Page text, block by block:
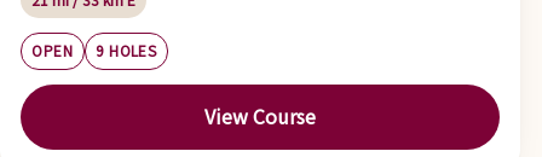
OPEN 9 HOLES
View Course